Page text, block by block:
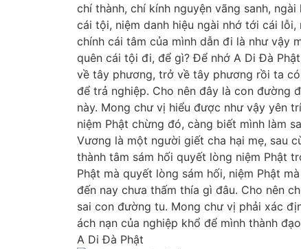
chí thành, chí kính nguyện vãng sanh,
cái tội, niệm danh hiệu ngài nhớ tới cái
chính cái tâm của mình dẫn đi là như vậy
quên cái tội đi, để gì? Để nhớ A Di Đà
về tây phương, trở về tây phương rồi ta
để trả nghiệp. Cho nên đây là con đường
này. Mong chư vị hiểu được như vậy yên
niệm Phật chừng đó, càng biết mình làm
Vương là một người giết cha hại mẹ, sau
thành tâm sám hối quyết lòng niệm Phật
Phật mà quyết lòng sám hối, niệm Phật
đến nay chưa thấm thía gì đâu. Cho nên
sai con đường tu. Mong chư vị phải xác
ách nạn của nghiệp khổ để mình thành
A Di Đà Phật